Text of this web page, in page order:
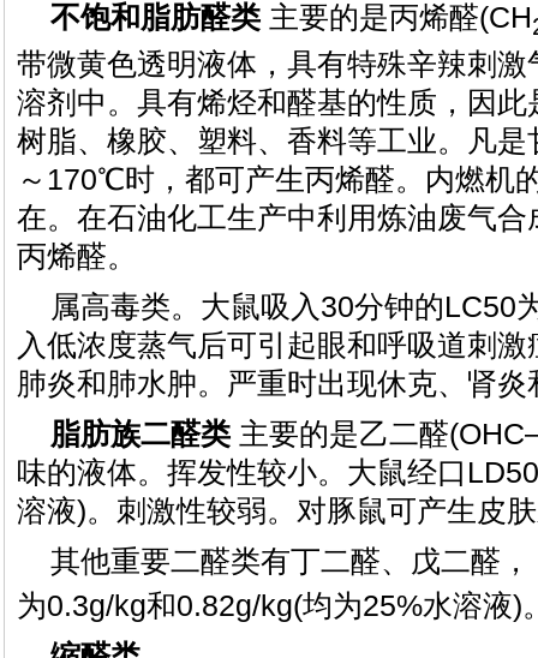
不饱和脂肪醛类 主要的是丙烯醛(CH
带微黄色透明液体，具有特殊辛辣刺
溶剂中。具有烯烃和醛基的性质，因
树脂、橡胶、塑料、香料等工业。凡
～170℃时，都可产生丙烯醛。内燃机
在。在石油化工生产中利用炼油废气
丙烯醛。
属高毒类。大鼠吸入30分钟的LC50
入低浓度蒸气后可引起眼和呼吸道刺
肺炎和肺水肿。严重时出现休克、肾炎
脂肪族二醛类 主要的是乙二醛
味的液体。挥发性较小。大鼠经口
溶液)。刺激性较弱。对豚鼠可产生皮
其他重要二醛类有丁二醛、戊二醛
为0.3g/kg和0.82g/kg(均为25%水溶液)